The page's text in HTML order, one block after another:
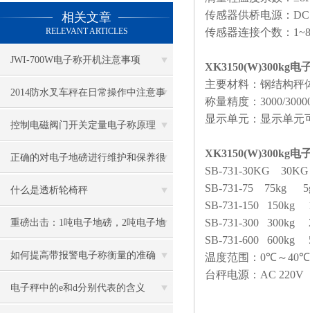
相关文章
RELEVANT ARTICLES
JWI-700W电子称开机注意事项
2014防水叉车秤在日常操作中注意事
项
控制电磁阀门开关定量电子称原理
正确的对电子地磅进行维护和保养很
有必要
什么是透析轮椅秤
重磅出击：1吨电子地磅，2吨电子地
磅秤，3吨地磅低价狂甩
如何提高带报警电子称衡量的准确
度？
电子秤中的e和d分别代表的含义
传感器供桥电源： DC
传感器连接个数： 1~8
XK3150(W)300kg电
主要材料：钢结构秤
称量精度： 3000/
显示单元：显示单元
XK3150(W)300kg电
SB-731-30KG
SB-731-75 75kg
SB-731-150
SB-731-300
SB-731-600
温度范围： 0℃～40℃
台秤电源： AC 220V